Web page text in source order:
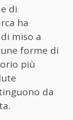
di
ha
miso a
forme di
più
da